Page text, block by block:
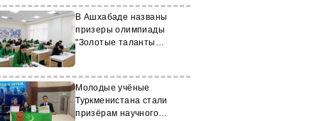
В Ашхабаде названы
призеры олимпиады
"Золотые таланты
Молодые учёные
Туркменистана стали
призёрам научного